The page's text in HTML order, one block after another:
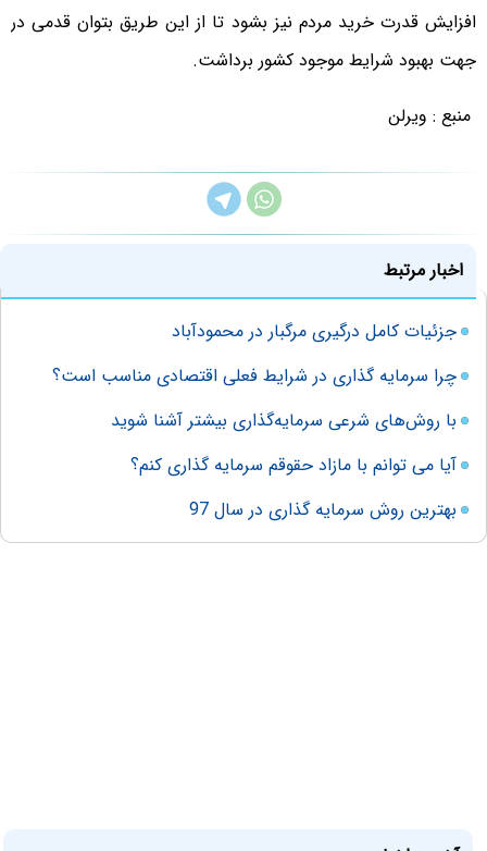
افزایش قدرت خرید مردم نیز بشود تا از این طریق بتوان قدمی در
جهت بهبود شرایط موجود کشور برداشت.
منبع : ویرلن
اخبار مرتبط
جزئیات کامل درگیری مرگبار در محمودآباد
چرا سرمایه گذاری در شرایط فعلی اقتصادی مناسب است؟
با روش‌های شرعی سرمایه‌گذاری بیشتر آشنا شوید
آیا می توانم با مازاد حقوقم سرمایه گذاری کنم؟
بهترین روش سرمایه گذاری در سال 97